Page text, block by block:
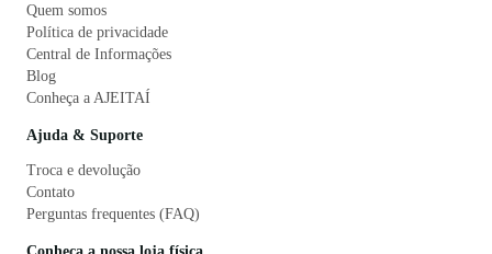
Quem somos
Política de privacidade
Central de Informações
Blog
Conheça a AJEITAÍ
Ajuda & Suporte
Troca e devolução
Contato
Perguntas frequentes (FAQ)